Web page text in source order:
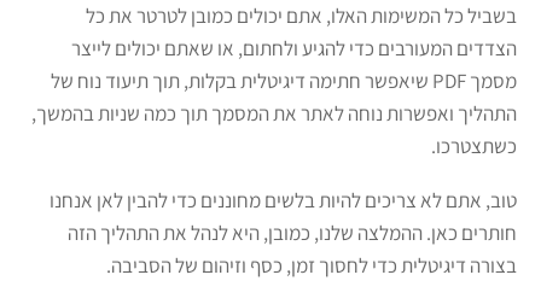
בשביל כל המשימות האלו, אתם יכולים כמובן לטרטר את כל
הצדדים המעורבים כדי להגיע ולחתום, או שאתם יכולים לייצר
מסמך PDF שיאפשר חתימה דיגיטלית בקלות, תוך תיעוד נוח של
התהליך ואפשרות נוחה לאתר את המסמך תוך כמה שניות בהמשך,
כשתצטרכו.
טוב, אתם לא צריכים להיות בלשים מחוננים כדי להבין לאן אנחנו
חותרים כאן. ההמלצה שלנו, כמובן, היא לנהל את התהליך הזה
בצורה דיגיטלית כדי לחסוך זמן, כסף וזיהום של הסביבה.